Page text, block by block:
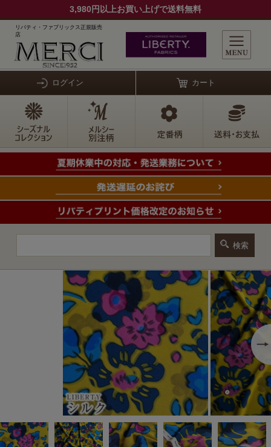
3,980円以上お買い上げで送料無料
リバティ・ファブリックス正規販売
店
ログイン カート